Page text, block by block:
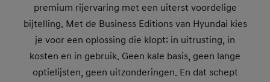
premium rijervaring met een uiterst voordelige
bijtelling. Met de Business Editions van Hyundai kies
je voor een oplossing die klopt: in uitrusting, in
kosten en in gebruik. Geen kale basis, geen lange
optielijsten, geen uitzonderingen. En dat schept